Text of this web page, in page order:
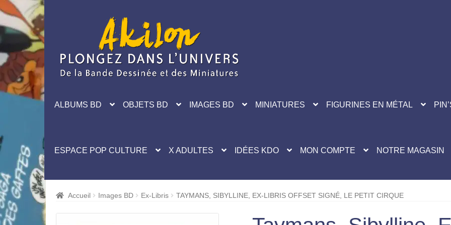
navigation
ALBUMS BD OBJETS BD IMAGES BD MINIATURES FIGURINES EN MÉTAL
ESPACE POP CULTURE X ADULTES IDÉES KDO MON COMPTE NOTRE MAGASIN
Accueil Images BD Ex-Libris TAYMANS, SIBYLLINE, EX-LIBRIS OFFSET SIGNÉ, LE PETIT CIRQUE